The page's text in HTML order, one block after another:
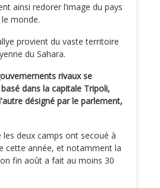
ainsi redorer l’image du pays
monde.
provient du vaste territoire
du Sahara.
rivaux se
dans la capitale Tripoli,
désigné par le parlement,
deux camps ont secoué à
cette année, et notamment la
fin août a fait au moins 30